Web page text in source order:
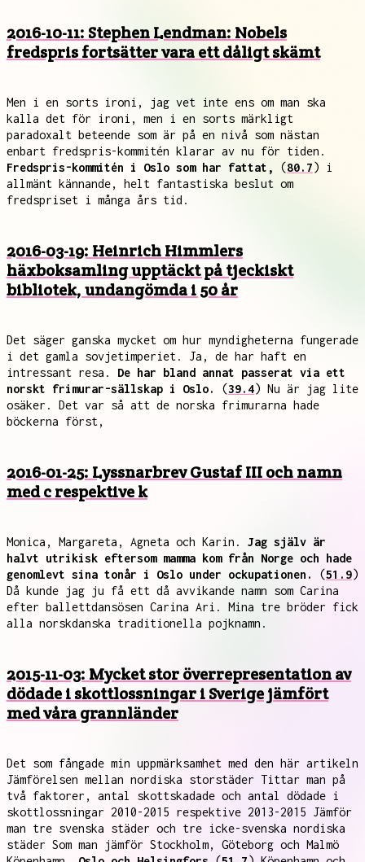
2016-10-11: Stephen Lendman: Nobels
fredspris fortsätter vara ett dåligt skämt
Men i en sorts ironi, jag vet inte ens om man ska
kalla det för ironi, men i en sorts märkligt
paradoxalt beteende som är på en nivå som nästan
enbart fredspris-kommitén klarar av nu för tiden.
Fredspris-kommitén i Oslo som har fattat,
(80.7) i
allmänt kännande, helt fantastiska beslut om
fredspriset i många års tid.
2016-03-19: Heinrich Himmlers
häxboksamling upptäckt på tjeckiskt
bibliotek, undangömda i 50 år
Det säger ganska mycket om hur myndigheterna fungerade
i det gamla sovjetimperiet. Ja, de har haft en
intressant resa. De har bland annat passerat via ett
norskt frimurar-sällskap i Oslo.
(39.4) Nu är jag lite
osäker. Det var så att de norska frimurarna hade
böckerna först,
2016-01-25: Lyssnarbrev Gustaf III och namn
med c respektive k
Monica, Margareta, Agneta och Karin. Jag själv är
halvt utrikisk eftersom mamma kom från Norge och hade
genomlevt sina tonår i Oslo under ockupationen.
(51.9)
Då kunde jag ju få ett då avvikande namn som Carina
efter ballettdansösen Carina Ari. Mina tre bröder fick
alla norskdanska traditionella pojknamn.
2015-11-03: Mycket stor överrepresentation av
dödade i skottlossningar i Sverige jämfört
med våra grannländer
Det som fångade min uppmärksamhet med den här artikeln
Jämförelsen mellan nordiska storstäder Tittar man på
två faktorer, antal skottskadade och antal dödade i
skottlossningar 2010-2015 respektive 2013-2015 Jämför
man tre svenska städer och tre icke-svenska nordiska
städer Som man jämför Stockholm, Göteborg och Malmö